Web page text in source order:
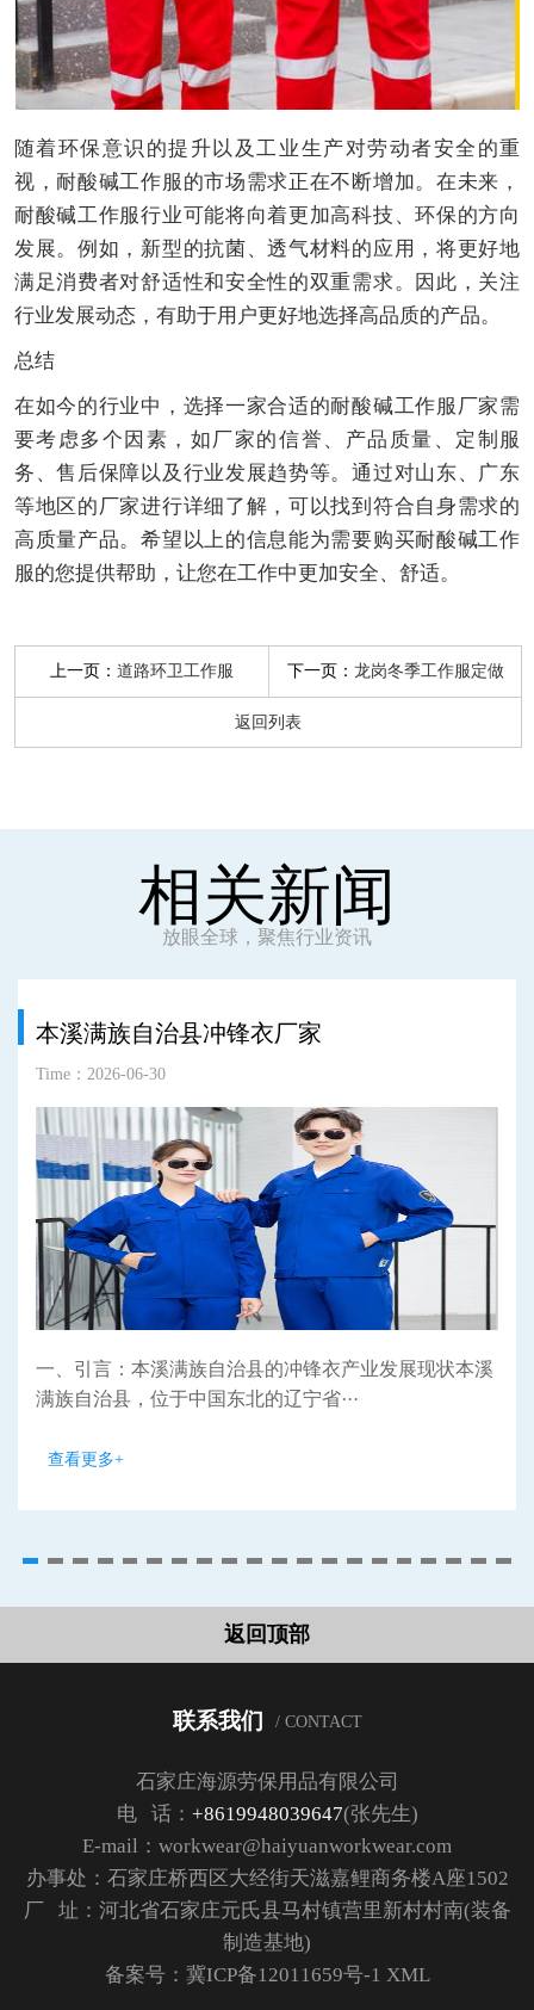
随着环保意识的提升以及工业生产对劳动者安全的重
视，耐酸碱工作服的市场需求正在不断增加。在未来，
耐酸碱工作服行业可能将向着更加高科技、环保的方向
发展。例如，新型的抗菌、透气材料的应用，将更好地
满足消费者对舒适性和安全性的双重需求。因此，关注
行业发展动态，有助于用户更好地选择高品质的产品。
总结
在如今的行业中，选择一家合适的耐酸碱工作服厂家需
要考虑多个因素，如厂家的信誉、产品质量、定制服
务、售后保障以及行业发展趋势等。通过对山东、广东
等地区的厂家进行详细了解，可以找到符合自身需求的
高质量产品。希望以上的信息能为需要购买耐酸碱工作
服的您提供帮助，让您在工作中更加安全、舒适。
上一页：道路环卫工作服 下一页： 龙岗冬季工作服定做
返回列表
相关新闻
放眼全球，聚焦行业资讯
本溪满族自治县冲锋衣厂家
Time：2026-06-30
一、引言：本溪满族自治县的冲锋衣产业发展现状本溪
满族自治县，位于中国东北的辽宁省···
查看更多+
返回顶部
联系我们 / CONTACT
石家庄海源劳保用品有限公司
电 话： +8619948039647(张先生)
E-mail：workwear@haiyuanworkwear.com
办事处：石家庄桥西区大经街天滋嘉鲤商务楼A座1502
厂 址：河北省石家庄元氏县马村镇营里新村村南(装备
制造基地)
备案号： 冀ICP备12011659号-1 XML